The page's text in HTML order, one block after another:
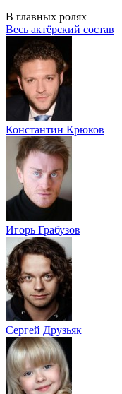
В главных ролях
Весь актёрский состав
Константин Крюков
Игорь Грабузов
Сергей Друзьяк